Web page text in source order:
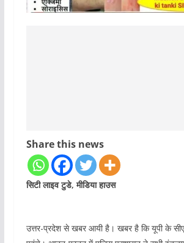
Share this news
सिटी लाइव टुडे, मीडिया हाउस
उत्तर-प्रदेश से खबर आयी है। खबर है कि यूपी के